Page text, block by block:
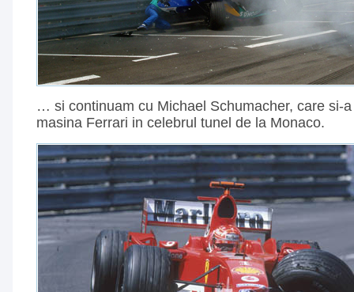
… si continuam cu Michael Schumacher, care si-
masina Ferrari in celebrul tunel de la Monaco.